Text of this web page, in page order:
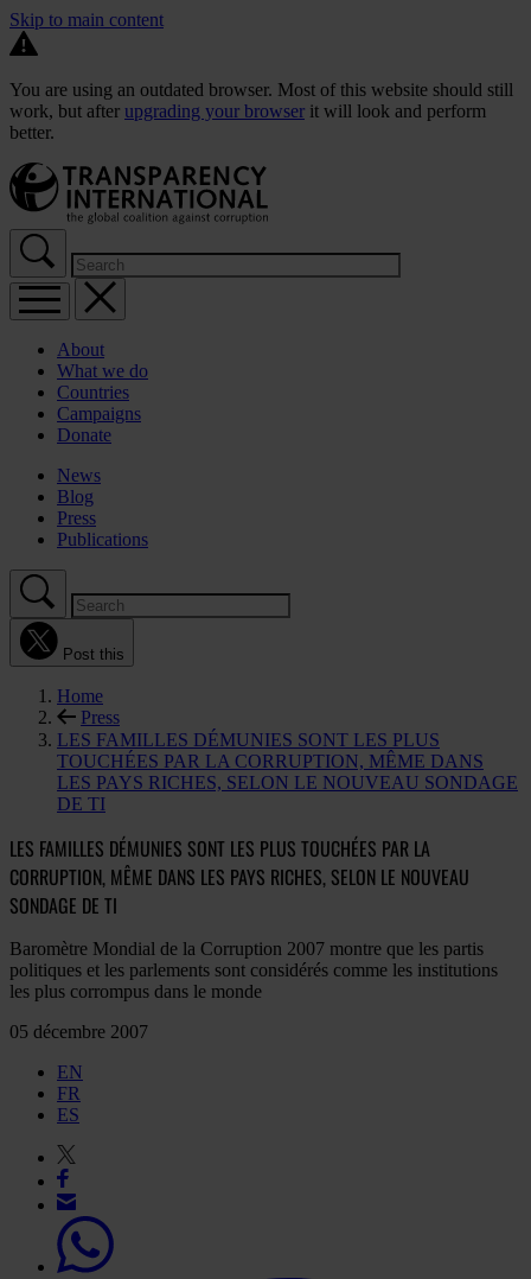
Skip to main content
You are using an outdated browser. Most of this website should still
work, but after upgrading your browser it will look and perform
better.
About
What we do
Countries
Campaigns
Donate
News
Blog
Press
Publications
Post this
Home
Press
LES FAMILLES DÉMUNIES SONT LES PLUS
TOUCHÉES PAR LA CORRUPTION, MÊME DANS
LES PAYS RICHES, SELON LE NOUVEAU SONDAGE
DE TI
LES FAMILLES DÉMUNIES SONT LES PLUS TOUCHÉES PAR LA
CORRUPTION, MÊME DANS LES PAYS RICHES, SELON LE NOUVEAU
SONDAGE DE TI
Baromètre Mondial de la Corruption 2007 montre que les partis
politiques et les parlements sont considérés comme les institutions
les plus corrompus dans le monde
05 décembre 2007
EN
FR
ES